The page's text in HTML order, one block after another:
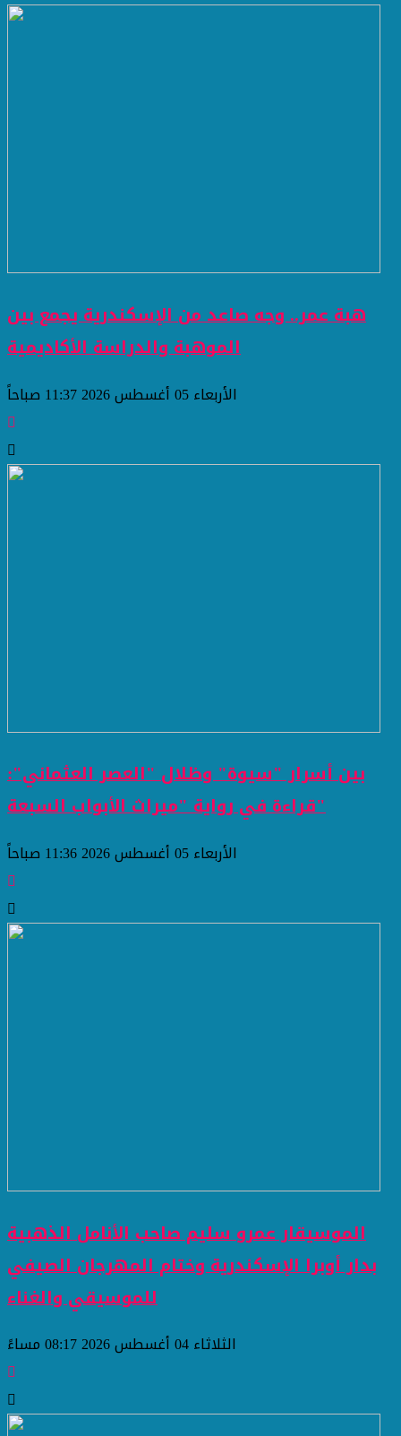
هبة عمر.. وجه صاعد من الإسكندرية يجمع بين
الموهبة والدراسة الأكاديمية
الأربعاء 05 أغسطس 2026 11:37 صباحاً
بين أسرار "سيوة" وظلال "العصر العثماني":
قراءة في رواية "ميراث الأبواب السبعة"
الأربعاء 05 أغسطس 2026 11:36 صباحاً
الموسيقار عمرو سليم صاحب الأنامل الذهبية
بدار أوبرا الإسكندرية وختام المهرجان الصيفي
للموسيقي والغناء
الثلاثاء 04 أغسطس 2026 08:17 مساءً